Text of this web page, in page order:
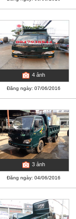
4 ảnh
Đăng ngày: 07/06/2016
3 ảnh
Đăng ngày: 04/06/2016